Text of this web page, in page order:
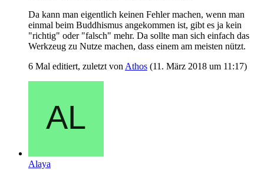
Da kann man eigentlich keinen Fehler machen, wenn man
einmal beim Buddhismus angekommen ist, gibt es ja kein
"richtig" oder "falsch" mehr. Da sollte man sich einfach das
Werkzeug zu Nutze machen, dass einem am meisten nützt.
6 Mal editiert, zuletzt von Athos (11. März 2018 um 11:17)
Alaya